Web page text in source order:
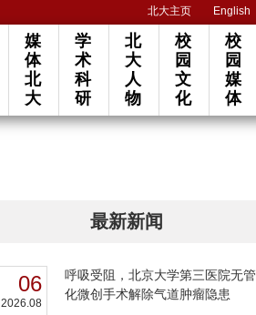
北大主页 English
媒
体
北
大
学
术
科
研
北
大
人
物
校
园
文
化
校
园
媒
体
最新新闻
06
2026.08
呼吸受阻，北京大学第三医院无管
化微创手术解除气道肿瘤隐患